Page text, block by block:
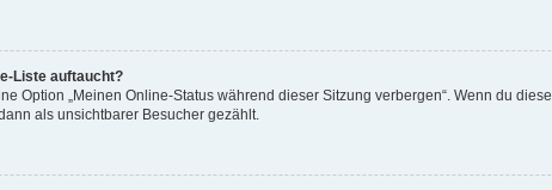
Liste auftaucht?
Option „Meinen Online-Status während dieser Sitzung verbergen“. Wenn du
als unsichtbarer Besucher gezählt.